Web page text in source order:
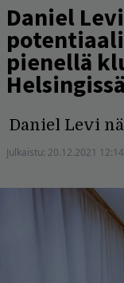
Daniel
pienellä
Helsingissä
Daniel Levi
Julkaistu: 20.12.2021 12:14